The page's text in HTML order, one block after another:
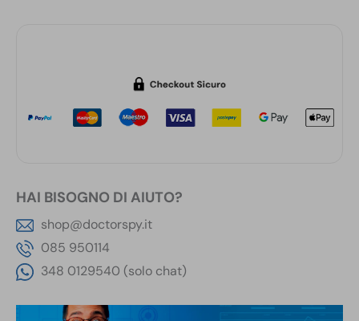
HAI BISOGNO DI AIUTO?
shop@doctorspy.it
085 950114
348 0129540 (solo chat)